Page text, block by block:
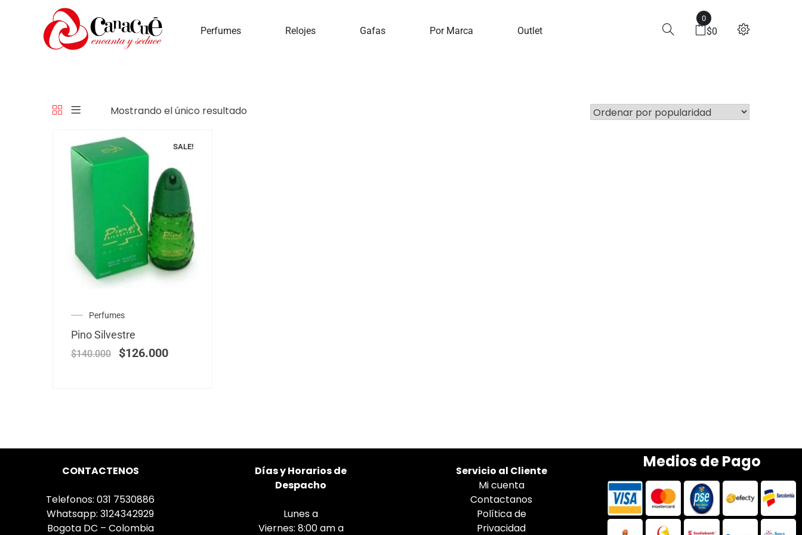
Perfumes Relojes Gafas Por Marca Outlet
0
$0
Inicio Pino Silvestre
Mostrando el único resultado
SALE!
Perfumes
Pino Silvestre
$140.000 $126.000
CONTACTENOS
Telefonos: 031 7530886
Whatsapp: 3124342929
Bogota DC – Colombia
Díasy Horarios de
Despacho
Lunes a
Viernes: 8:00 am a
Servicio al Cliente
Mi cuenta
Contactanos
Política de
Privacidad
Medios de Pago